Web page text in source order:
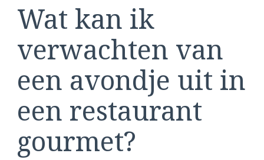
Wat kan ik
verwachten van
een avondje uit in
een restaurant
gourmet?